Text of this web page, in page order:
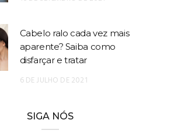
Cabelo ralo cada vez mais
aparente? Saiba como
disfarçar e tratar
6 DE JULHO DE 2021
SIGA NÓS